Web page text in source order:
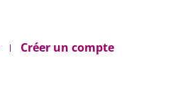
Créer un compte